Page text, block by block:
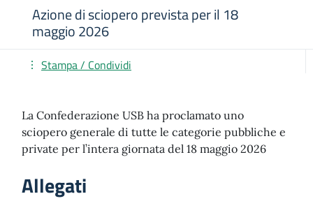
Azione di sciopero prevista per il 18
maggio 2026
Stampa / Condividi
La Confederazione USB ha proclamato uno
sciopero generale di tutte le categorie pubbliche e
private per l’intera giornata del 18 maggio 2026
Allegati